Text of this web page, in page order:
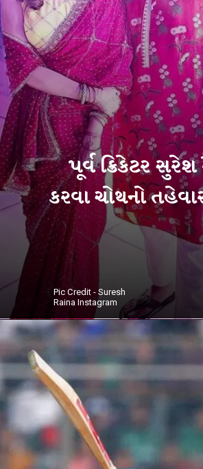
Pic Credit - Suresh
Raina Instagram
પૂર્વ ક્રિકેટર